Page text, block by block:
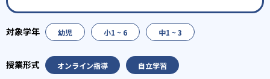
幼児 小1 ~ 6 中1 ~ 3
オンライン指導 自立学習